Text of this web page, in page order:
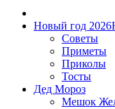
Новый год 2026
Советы
Приметы
Приколы
Тосты
Дед Мороз
Мешок